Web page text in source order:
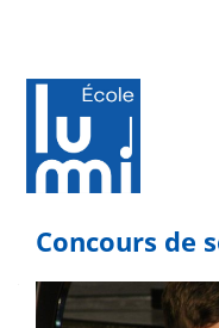
Concours de